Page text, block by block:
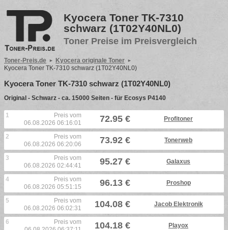
Kyocera Toner TK-7310
schwarz (1T02Y40NL0)
Toner Preise im Preisvergleich
Toner-Preis.de
Kyocera originale Toner
Kyocera Toner TK-7310 schwarz (1T02Y40NL0)
Kyocera Toner TK-7310 schwarz (1T02Y40NL0)
Original - Schwarz - ca. 15000 Seiten - für Ecosys P4140
1
Preis vom
06.08.2026 06:16:01
72.95 € Profitoner
2
Preis vom
06.08.2026 06:20:06
73.92 € Tonerweb
3
Preis vom
06.08.2026 02:44:41
95.27 € Galaxus
4
Preis vom
06.08.2026 05:51:15
96.13 € Proshop
5
Preis vom
06.08.2026 06:02:31
104.08 € Jacob Elektronik
6
Preis vom
104.18 € Playox